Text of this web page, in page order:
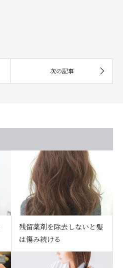
残留薬剤を除去しないと髪
は傷み続ける